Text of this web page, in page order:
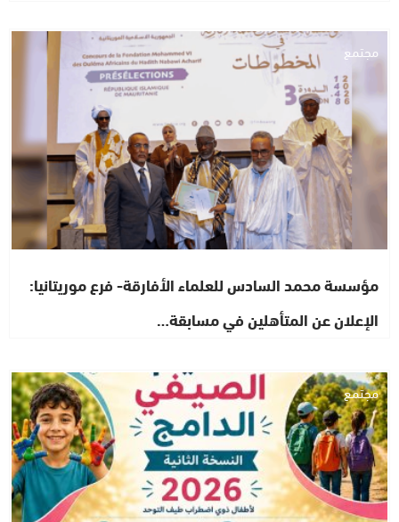
مجتمع
مؤسسة محمد السادس للعلماء الأفارقة- فرع موريتانيا:
الإعلان عن المتأهلين في مسابقة…
مجتمع